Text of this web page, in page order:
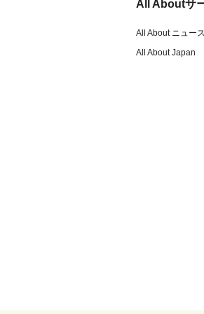
All Aboutサ
All About ニュース
All About Japan